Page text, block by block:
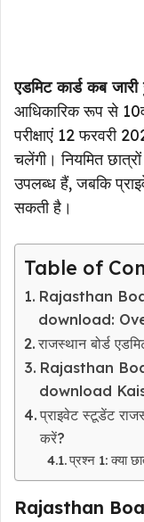
एडमिट कार्ड कब
आधिकारिक रूप से
परीक्षाएं 12 फरवरी
चलेंगी। नियमित
उपलब्ध हैं, जबकि
सकती है।
Table of
Rajasthan
download:
राजस्थान बोर्ड
Rajasthan
download
प्राइवेट स्टूडेंट
करें?
प्रश्न 1: क्या
Rajasthan